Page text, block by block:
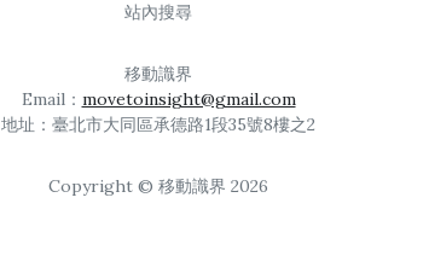
站內搜尋
移動識界
Email： movetoinsight@gmail.com
地址：臺北市大同區承德路1段35號8樓之2
Copyright © 移動識界 2026